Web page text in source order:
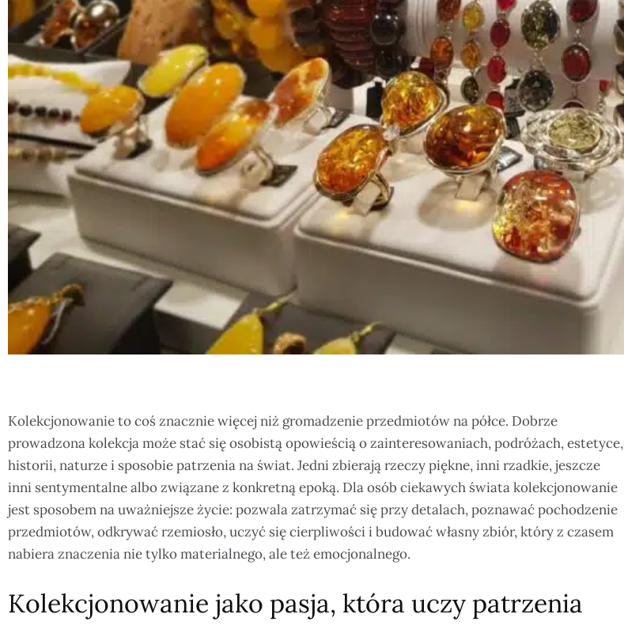
Kolekcjonowanie to coś znacznie więcej niż gromadzenie przedmiotów na półce. Dobrze
prowadzona kolekcja może stać się osobistą opowieścią o zainteresowaniach, podróżach, estetyce,
historii, naturze i sposobie patrzenia na świat. Jedni zbierają rzeczy piękne, inni rzadkie, jeszcze
inni sentymentalne albo związane z konkretną epoką. Dla osób ciekawych świata kolekcjonowanie
jest sposobem na uważniejsze życie: pozwala zatrzymać się przy detalach, poznawać pochodzenie
przedmiotów, odkrywać rzemiosło, uczyć się cierpliwości i budować własny zbiór, który z czasem
nabiera znaczenia nie tylko materialnego, ale też emocjonalnego.
Kolekcjonowanie jako pasja, która uczy patrzenia